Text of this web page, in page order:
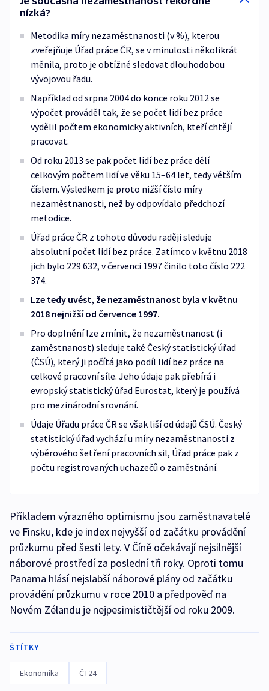
nízká?
Metodika míry nezaměstnanosti (v %), kterou
zveřejňuje Úřad práce ČR, se v minulosti několikrát
měnila, proto je obtížné sledovat dlouhodobou
vývojovou řadu.
Například od srpna 2004 do konce roku 2012 se
výpočet prováděl tak, že se počet lidí bez práce
vydělil počtem ekonomicky aktivních, kteří chtějí
pracovat.
Od roku 2013 se pak počet lidí bez práce dělí
celkovým počtem lidí ve věku 15–64 let, tedy větším
číslem. Výsledkem je proto nižší číslo míry
nezaměstnanosti, než by odpovídalo předchozí
metodice.
Úřad práce ČR z tohoto důvodu raději sleduje
absolutní počet lidí bez práce. Zatímco v květnu 2018
jich bylo 229 632, v červenci 1997 činilo toto číslo 222
374.
Lze tedy uvést, že nezaměstnanost byla v květnu
2018 nejnižší od července 1997.
Pro doplnění lze zmínit, že nezaměstnanost (i
zaměstnanost) sleduje také Český statistický úřad
(ČSÚ), který ji počítá jako podíl lidí bez práce na
celkové pracovní síle. Jeho údaje pak přebírá i
evropský statistický úřad Eurostat, který je používá
pro mezinárodní srovnání.
Údaje Úřadu práce ČR se však liší od údajů ČSÚ. Český
statistický úřad vychází u míry nezaměstnanosti z
výběrového šetření pracovních sil, Úřad práce pak z
počtu registrovaných uchazečů o zaměstnání.
Příkladem výrazného optimismu jsou zaměstnavatelé
ve Finsku, kde je index nejvyšší od začátku provádění
průzkumu před šesti lety. V Číně očekávají nejsilnější
náborové prostředí za poslední tři roky. Oproti tomu
Panama hlásí nejslabší náborové plány od začátku
provádění průzkumu v roce 2010 a předpověď na
Novém Zélandu je nejpesimističtější od roku 2009.
ŠTÍTKY
Ekonomika ČT24